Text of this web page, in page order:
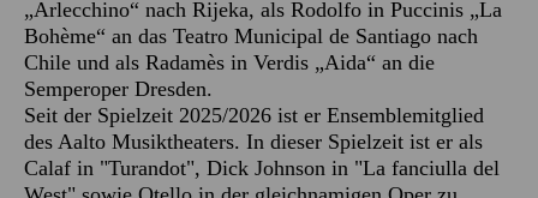
„Arlecchino“ nach Rijeka, als Rodolfo in Puccinis „La
Bohème“ an das Teatro Municipal de Santiago nach
Chile und als Radamès in Verdis „Aida“ an die
Semperoper Dresden.
Seit der Spielzeit 2025/2026 ist er Ensemblemitglied
des Aalto Musiktheaters. In dieser Spielzeit ist er als
Calaf in "Turandot", Dick Johnson in "La fanciulla del